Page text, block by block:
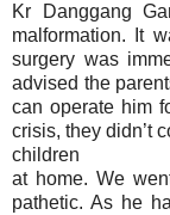
Kr Danggang
malformation. It
surgery was
advised the
can operate him
crisis, they didn’t
children
at home. We
pathetic. As he